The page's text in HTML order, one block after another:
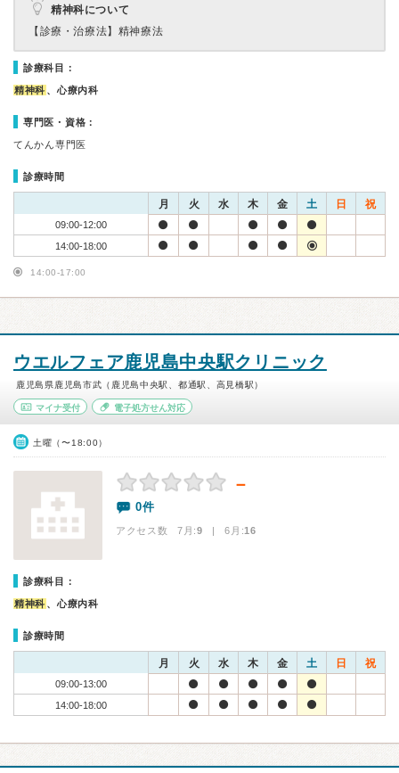
精神科について
【診療・治療法】 精神療法
診療科目：
精神科 、心療内科
専門医・資格：
てんかん専門医
診療時間
月 火 水 木 金 土 日 祝
09:00-12:00
14:00-18:00
14:00-17:00
ウエルフェア鹿児島中央駅クリニック
鹿児島県鹿児島市武（鹿児島中央駅、都通駅、高見橋駅）
マイナ受付 電子処方せん対応
土曜（〜18:00）
－
0件
アクセス数 7月:9 | 6月:16
診療科目：
精神科 、心療内科
診療時間
月 火 水 木 金 土 日 祝
09:00-13:00
14:00-18:00